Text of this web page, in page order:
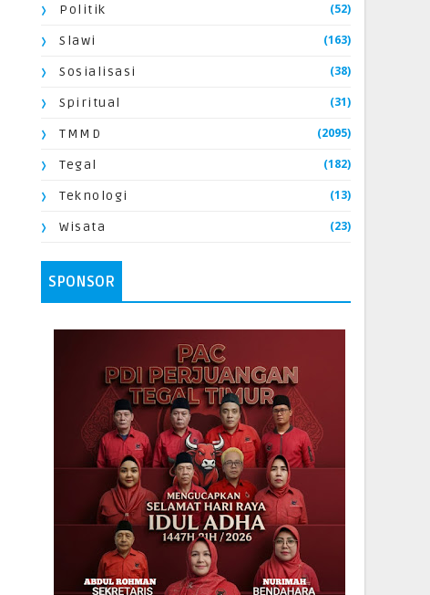
Politik (52)
Slawi (163)
Sosialisasi (38)
Spiritual (31)
TMMD (2095)
Tegal (182)
Teknologi (13)
Wisata (23)
SPONSOR